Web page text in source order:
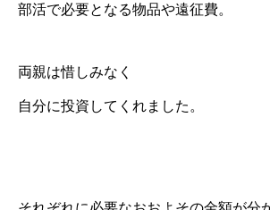
部活で必要となる物品や遠征費。
両親は惜しみなく
自分に投資してくれました。